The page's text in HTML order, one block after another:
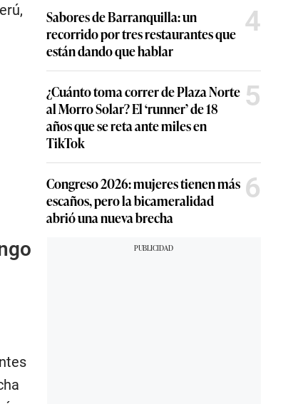
Sabores de Barranquilla: un
recorrido por tres restaurantes que
están dando que hablar
4
¿Cuánto toma correr de Plaza Norte
al Morro Solar? El ‘runner’ de 18
años que se reta ante miles en
TikTok
5
Congreso 2026: mujeres tienen más
escaños, pero la bicameralidad
abrió una nueva brecha
6